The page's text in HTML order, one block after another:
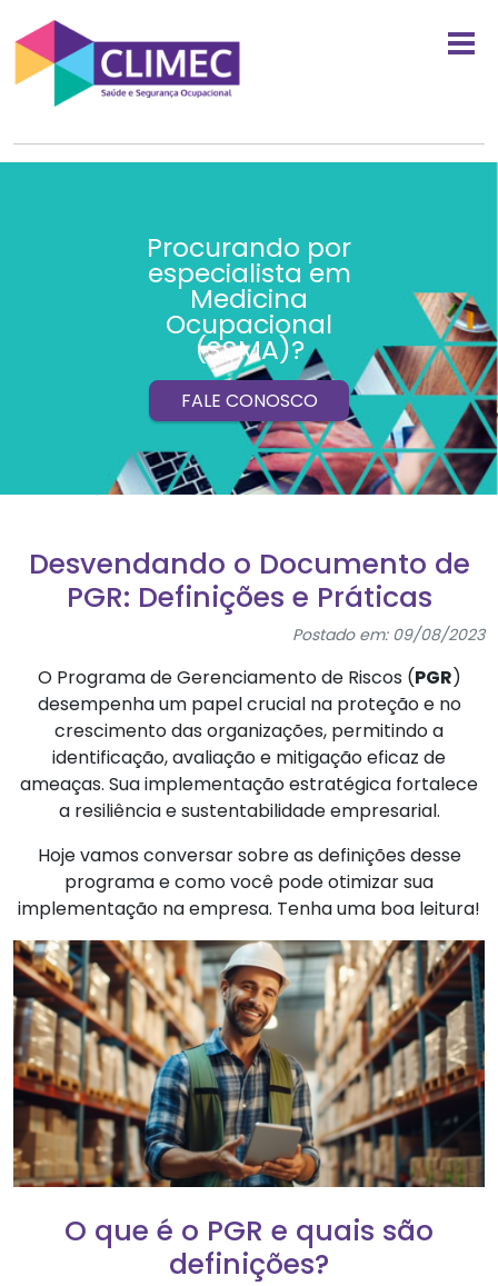
Procurando por
especialista em
Medicina
Ocupacional
(SSMA)?
FALE CONOSCO
Desvendando o Documento de
PGR: Definições e Práticas
Postado em: 09/08/2023
O Programa de Gerenciamento de Riscos (PGR)
desempenha um papel crucial na proteção e no
crescimento das organizações, permitindo a
identificação, avaliação e mitigação eficaz de
ameaças. Sua implementação estratégica fortalece
a resiliência e sustentabilidade empresarial.
Hoje vamos conversar sobre as definições desse
programa e como você pode otimizar sua
implementação na empresa. Tenha uma boa leitura!
O que é o PGR e quais são
definições?